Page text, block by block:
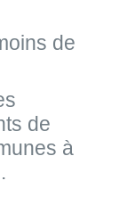
de
de
à